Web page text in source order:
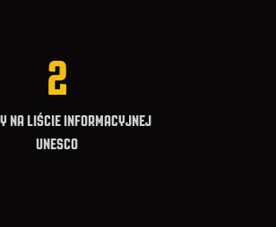
2
NA LIŚCIE INFORMACYJNEJ
UNESCO